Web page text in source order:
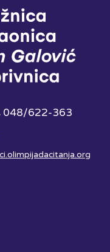
048/622-363